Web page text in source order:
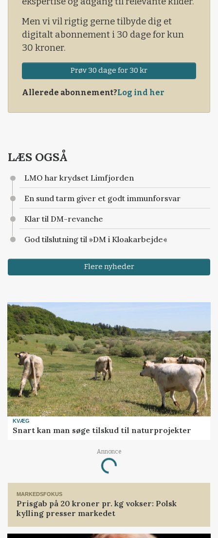
Men vi vil rigtig gerne tilbyde dig et
digitalt abonnement i 30 dage for kun
30 kroner.
Prøv 30 dage for 30 kr
Allerede abonnement?Log ind her
LÆS OGSÅ
LMO har krydset Limfjorden
En sund tarm giver et godt immunforsvar
Klar til DM-revanche
God tilslutning til »DM i Kloakarbejde«
Flere nyheder
KVÆG
Snart kan man søge tilskud til naturprojekter
Annonce
Loading...
MARKEDSFOKUS
Prisgab på 20 kroner pr. kg vokser: Polsk
kylling presser markedet